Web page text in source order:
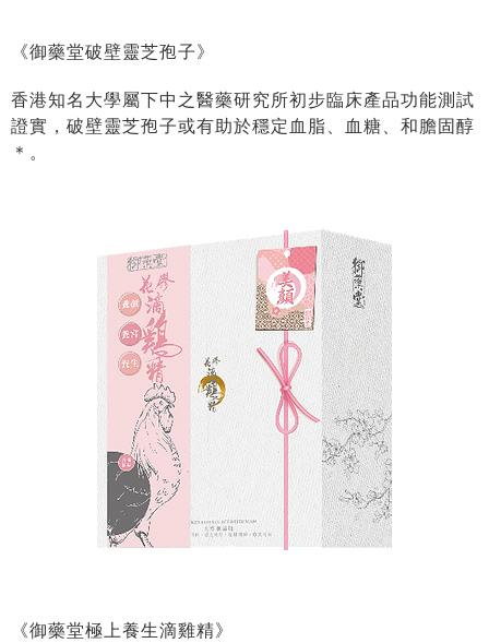
《御藥堂破壁靈芝孢子》
香港知名大學屬下中之醫藥研究所初步臨床產品功能測試
證實，破壁靈芝孢子或有助於穩定血脂、血糖、和膽固醇
＊。
《御藥堂極上養生滴雞精》